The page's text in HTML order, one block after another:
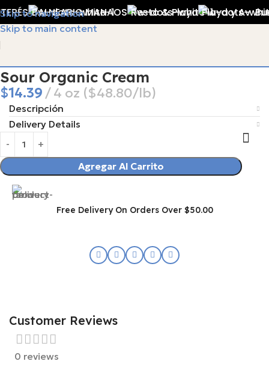
Skip to navigation
Skip to main content
BALNEARIO MANAOS Resto & Playa Playa y Av.
Sour Organic Cream
$14.39 4 oz ($48.80/lb)
Descripción
Delivery Details
Agregar Al Carrito
Free Delivery On Orders Over $50.00
Customer Reviews
0 reviews